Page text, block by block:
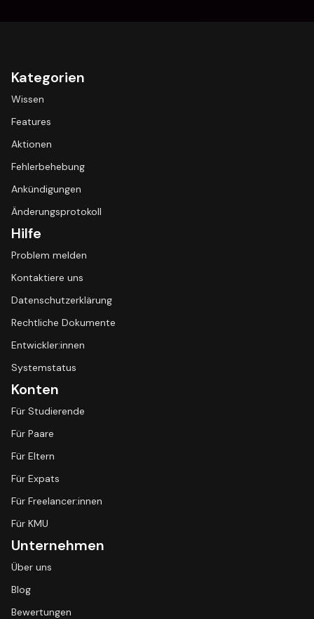
Kategorien
Wissen
Features
Aktionen
Fehlerbehebung
Ankündigungen
Änderungsprotokoll
Hilfe
Problem melden
Kontaktiere uns
Datenschutzerklärung
Rechtliche Dokumente
Entwickler:innen
Systemstatus
Konten
Für Studierende
Für Paare
Für Eltern
Für Expats
Für Freelancer:innen
Für KMU
Unternehmen
Über uns
Blog
Bewertungen